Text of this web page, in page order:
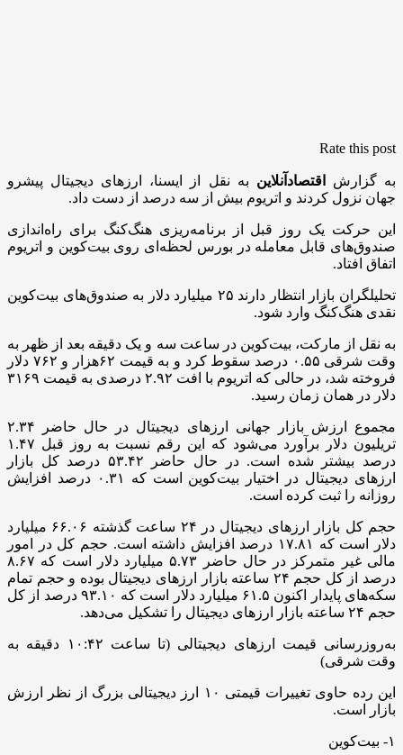
Rate this post
به گزارش اقتصادآنلاین به نقل از ایسنا، ارزهای دیجیتال پیشرو
جهان نزول کردند و اتریوم بیش از سه درصد از دست داد.
این حرکت یک روز قبل از برنامه‌ریزی هنگ‌کنگ برای راه‌اندازی
صندوق‌های قابل معامله در بورس لحظه‌ای روی بیت‌کوین و اتریوم
اتفاق افتاد.
تحلیلگران بازار انتظار دارند ۲۵ میلیارد دلار به صندوق‌های بیت‌کوین
نقدی هنگ‌کنگ وارد شود.
به نقل از مارکت، بیت‌کوین در ساعت سه و یک دقیقه بعد از ظهر به
وقت شرقی ۰.۵۵ درصد سقوط کرد و به قیمت ۶۲هزار و ۷۶۲ دلار
فروخته شد، در حالی که اتریوم با افت ۲.۹۲ درصدی به قیمت ۳۱۶۹
دلار در همان زمان رسید.
مجموع ارزش بازار جهانی ارزهای دیجیتال در حال حاضر ۲.۳۴
تریلیون دلار برآورد می‌شود که این رقم نسبت به روز قبل ۱.۴۷
درصد بیشتر شده است. در حال حاضر ۵۳.۴۲ درصد کل بازار
ارزهای دیجیتال در اختیار بیت‌کوین است که ۰.۳۱ درصد افزایش
روزانه را ثبت کرده است.
حجم کل بازار ارزهای دیجیتال در ۲۴ ساعت گذشته ۶۶.۰۶ میلیارد
دلار است که ۱۷.۸۱ درصد افزایش داشته است. حجم کل در امور
مالی غیر متمرکز در حال حاضر ۵.۷۳ میلیارد دلار است که ۸.۶۷
درصد از کل حجم ۲۴ ساعته بازار ارزهای دیجیتال بوده و حجم تمام
سکه‌های پایدار اکنون ۶۱.۵ میلیارد دلار است که ۹۳.۱۰ درصد از کل
حجم ۲۴ ساعته بازار ارزهای دیجیتال را تشکیل می‌دهد.
به‌روزرسانی قیمت ارزهای دیجیتالی (تا ساعت ۱۰:۴۲ دقیقه به
وقت شرقی)
این رده حاوی تغییرات قیمتی ۱۰ ارز دیجیتالی بزرگ از نظر ارزش
بازار است.
۱- بیت‌کوین